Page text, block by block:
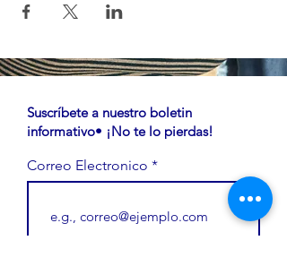
Suscríbete a nuestro boletin
informativo• ¡No te lo pierdas!
Correo Electronico